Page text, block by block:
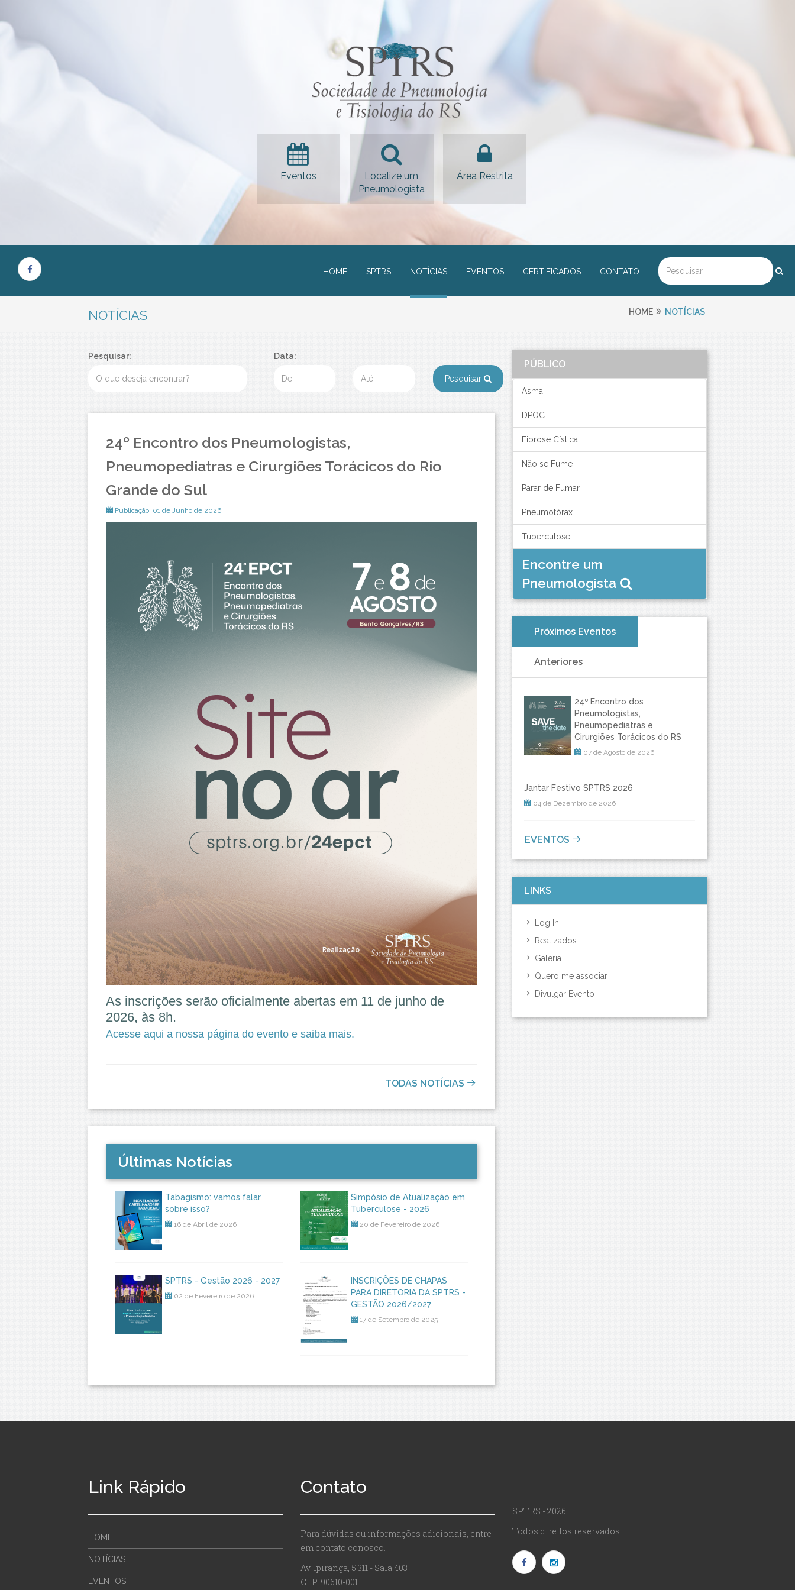
Eventos
Localize um
Pneumologista
Área Restrita
HOME SPTRS NOTÍCIAS EVENTOS CERTIFICADOS CONTATO
NOTÍCIAS HOME NOTÍCIAS
Pesquisar: Data:
Pesquisar
24º Encontro dos Pneumologistas,
Pneumopediatras e Cirurgiões Torácicos do Rio
Grande do Sul
Publicação: 01 de Junho de 2026
As inscrições serão oficialmente abertas em 11 de junho de
2026, às 8h.
Acesse aqui a nossa página do evento e saiba mais.
TODAS NOTÍCIAS
Últimas Notícias
Tabagismo: vamos falar
sobre isso?
16 de Abril de 2026
Simpósio de Atualização em
Tuberculose - 2026
20 de Fevereiro de 2026
SPTRS - Gestão 2026 - 2027
02 de Fevereiro de 2026
INSCRIÇÕES DE CHAPAS
PARA DIRETORIA DA SPTRS -
GESTÃO 2026/2027
17 de Setembro de 2025
PÚBLICO
Asma
DPOC
Fibrose Cística
Não se Fume
Parar de Fumar
Pneumotórax
Tuberculose
Encontre um
Pneumologista
Próximos Eventos
Anteriores
24º Encontro dos
Pneumologistas,
Pneumopediatras e
Cirurgiões Torácicos do RS
07 de Agosto de 2026
Jantar Festivo SPTRS 2026
04 de Dezembro de 2026
EVENTOS
LINKS
Log In
Realizados
Galeria
Quero me associar
Divulgar Evento
Link Rápido
HOME
NOTÍCIAS
EVENTOS
Contato
Para dúvidas ou informações adicionais, entre
em contato conosco.
Av. Ipiranga, 5.311 - Sala 403
CEP: 90610-001
SPTRS - 2026
Todos direitos reservados.